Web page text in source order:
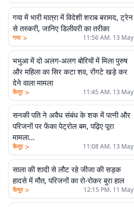
गया में भारी मात्रा में विदेशी शराब बरामद, ट्रेन
से तस्करी, जानिए डिलीवरी का तरीका
गया > 11:56 AM. 13 May
भभुआ में दो अलग-अलग बोरियों में मिला पुरुष
और महिला का सिर कटा शव, रोंगटे खड़े कर
देने वाला मामला
कैमूर > 11:45 AM. 13 May
सनकी पति ने अवैध संबंध के शक में पत्नी और
परिजनों पर फेंका पेट्रोल बम, पढ़िए पूरा
मामला…
कैमूर > 11:08 AM. 13 May
साला की शादी से लौट रहे जीजा की सड़क
हादसे में मौत, परिजनों का रो-रोकर बुरा हाल
कैमूर > 12:15 PM. 11 May